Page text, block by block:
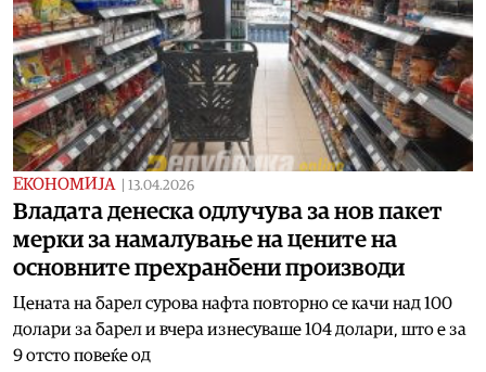
ЕКОНОМИЈА 13.04.2026
Владата денеска одлучува за нов пакет
мерки за намалување на цените на
основните прехранбени производи
Цената на барел сурова нафта повторно се качи над 100
долари за барел и вчера изнесуваше 104 долари, што е за
9 отсто повеќе од